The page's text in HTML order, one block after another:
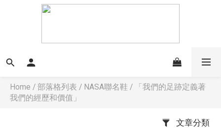
Home / 部落格列表 / NASA聯名鞋 /
「我們的足跡定義著
我們的經歷和價值」
文章分類